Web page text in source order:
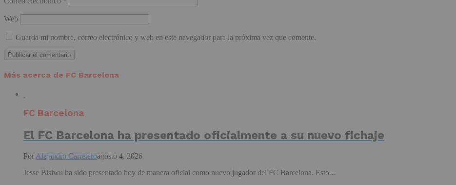
Web
Guarda mi nombre, correo electrónico y web en este navegador para la próxima vez que comente.
Más acerca de FC Barcelona
FC Barcelona
El FC Barcelona ha presentado oficialmente a su nuevo fichaje
Por Alejandro Carreteroagosto 4, 2026
Jesse Bisiwu ha sido presentado hoy de manera oficial como nuevo jugador del FC Barcelona. Esto...